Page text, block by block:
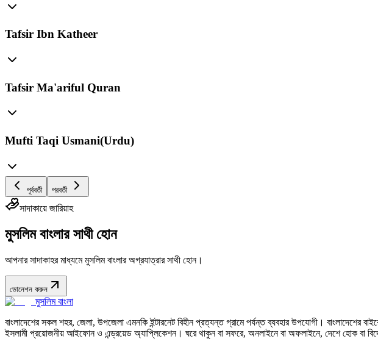
Tafsir Ibn Katheer
Tafsir Ma'ariful Quran
Mufti Taqi Usmani(Urdu)
পূর্ববর্তী পরবর্তী
সাদাকায়ে জারিয়াহ
মুসলিম বাংলার সাথী হোন
আপনার সাদাকাহর মাধ্যমে মুসলিম বাংলার অগ্রযাত্রার সাথী হোন।
ডোনেশন করুন
মুসলিম বাংলা
বাংলাদেশের সকল শহর, জেলা, উপজেলা এমনকি ইন্টারনেট বিহীন প্রত্যন্ত গ্রামে পর্যন্ত ব্যবহার উপযোগী। বাংলাদেশের
ইসলামী প্রয়োজনীয় আইফোন ও এন্ড্রয়েড অ্যাপ্লিকেশন। ঘরে থাকুন বা সফরে, অনলাইনে বা অফলাইনে, দেশে হোক বা